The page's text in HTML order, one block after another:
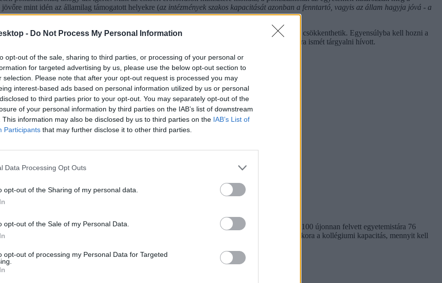
- Do Not Process My Personal Information
opt-out of the sale, sharing to third parties, or processing of your personal or
for targeted advertising by us, please use the below opt-out section to
selection. Please note that after your opt-out request is processed you may
interest-based ads based on personal information utilized by us or personal
to third parties prior to your opt-out. You may separately opt-out of the
of your personal information by third parties on the IAB’s list of downstream
This information may also be disclosed by us to third parties on the IAB’s List of
Participants that may further disclose it to other third parties.
Data Processing Opt Outs
opt-out of the Sharing of my personal data.
opt-out of the Sale of my Personal Data.
opt-out of processing my Personal Data for Targeted
mint idén az államilag támogatott helyekre (az intézmények szakos kapacitását azonban a fenntartó, vagyis az állam hagyja jóvá - a
de engedni nem tudnak, szavaiból az volt kivehető, hogy legfeljebb a röghöz kötés idejét csökkenthetik. Egyensúlyba kell hozni a
hozzá. Többek között erről is szó lehet szerinte a hallgatói képviseletekkel, akiket szombatra ismét tárgyalni hívott.
mint ahány kollégiumi férőhely összesen van
hány kollégiumi férőhely jut a hallgatókra, a térítési díj összege sem egységes. Míg a BME-n 100 újonnan felvett egyetemistára 76
9300 és 25 500 forint között mozognak a vizsgált intézményekben. Megnéztük, hol mekkora a kollégiumi kapacitás, mennyit kell